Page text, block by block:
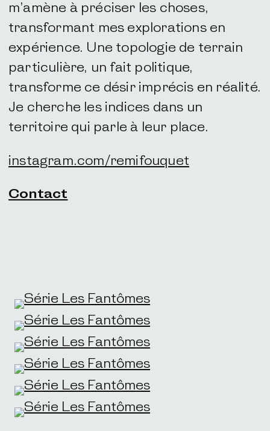
m’amène à préciser les choses,
transformant mes explorations en
expérience. Une topologie de terrain
particulière, un fait politique,
transforme ce désir imprécis en réalité.
Je cherche les indices dans un
territoire qui parle à leur place.
instagram.com/remifouquet
Contact